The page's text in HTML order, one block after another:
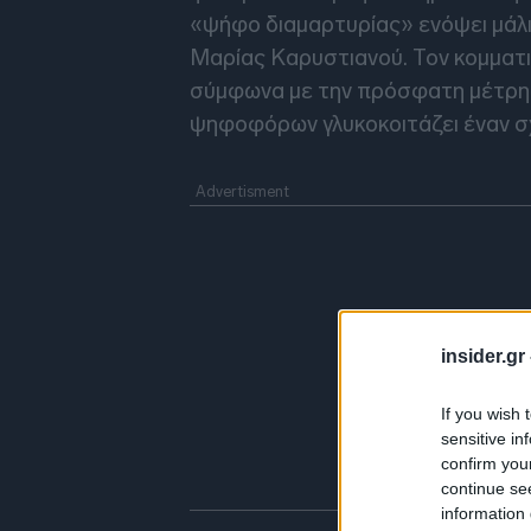
insider.gr
If you wish
sensitive
confirm
continue
information
«ψήφο διαμαρτυρίας» ενόψει
Μαρίας Καρυστιανού. Τον
σύμφωνα με την πρόσφατη
ψηφοφόρων γλυκοκοιτάζει έναν